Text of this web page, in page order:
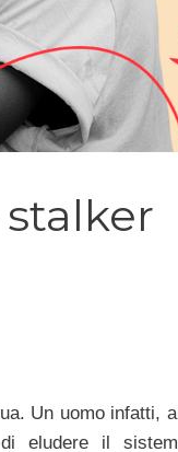
Un uomo infatti,
eludere il